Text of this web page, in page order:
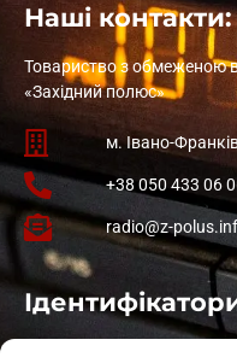
Наші контакти:
Товариство з обмеженою
«Західний полюс»
м. Івано-
+38 050 433 06
radio@z-